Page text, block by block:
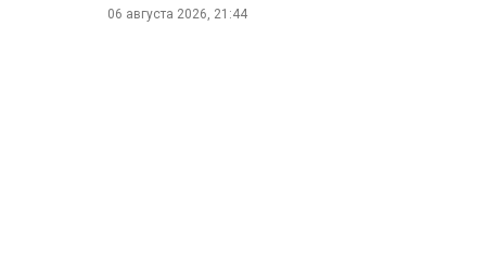
06 августа 2026, 21:44